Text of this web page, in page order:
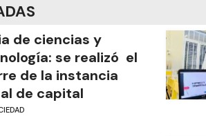
de ciencias y
se realizó el
de la instancia
de capital